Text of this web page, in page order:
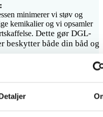
minimerer vi støv og
kemikalier og vi opsamler
Dette gør DGL-
beskytter både din båd og
nu